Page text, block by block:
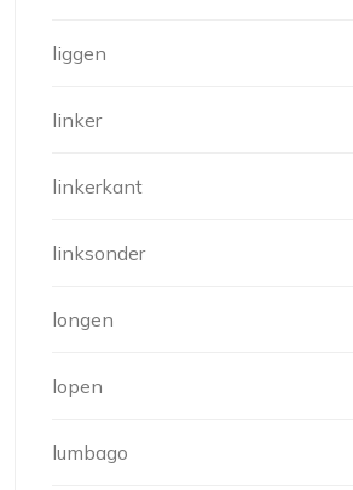
liggen
linker
linkerkant
linksonder
longen
lopen
lumbago